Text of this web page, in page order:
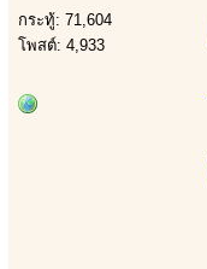
กระทู้: 71,604
โพสต์: 4,933